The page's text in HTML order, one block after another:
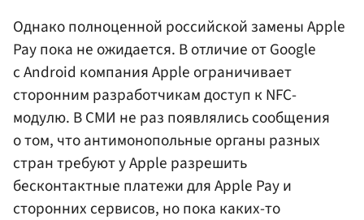
Однако полноценной российской замены Apple
Pay пока не ожидается. В отличие от Google
с Android компания Apple ограничивает
сторонним разработчикам доступ к NFC-
модулю. В СМИ не раз появлялись сообщения
о том, что антимонопольные органы разных
стран требуют у Apple разрешить
бесконтактные платежи для Apple Pay и
сторонних сервисов, но пока каких-то